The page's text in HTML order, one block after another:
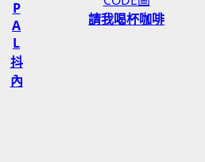
P
A
L
抖
內
請我喝杯咖啡